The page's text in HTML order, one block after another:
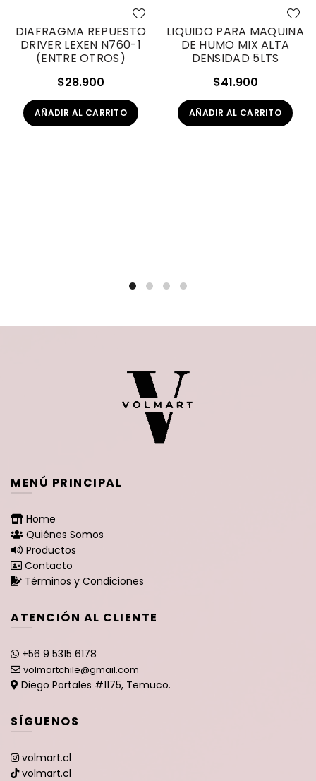
DIAFRAGMA REPUESTO
DRIVER LEXEN N760-1
(ENTRE OTROS)
$28.900
AÑADIR AL CARRITO
LIQUIDO PARA MAQUINA
DE HUMO MIX ALTA
DENSIDAD 5LTS
$41.900
AÑADIR AL CARRITO
MENÚ PRINCIPAL
Home
Quiénes Somos
Productos
Contacto
Términos y Condiciones
ATENCIÓN AL CLIENTE
+56 9 5315 6178
volmartchile@gmail.com
Diego Portales #1175, Temuco.
SÍGUENOS
volmart.cl
volmart.cl